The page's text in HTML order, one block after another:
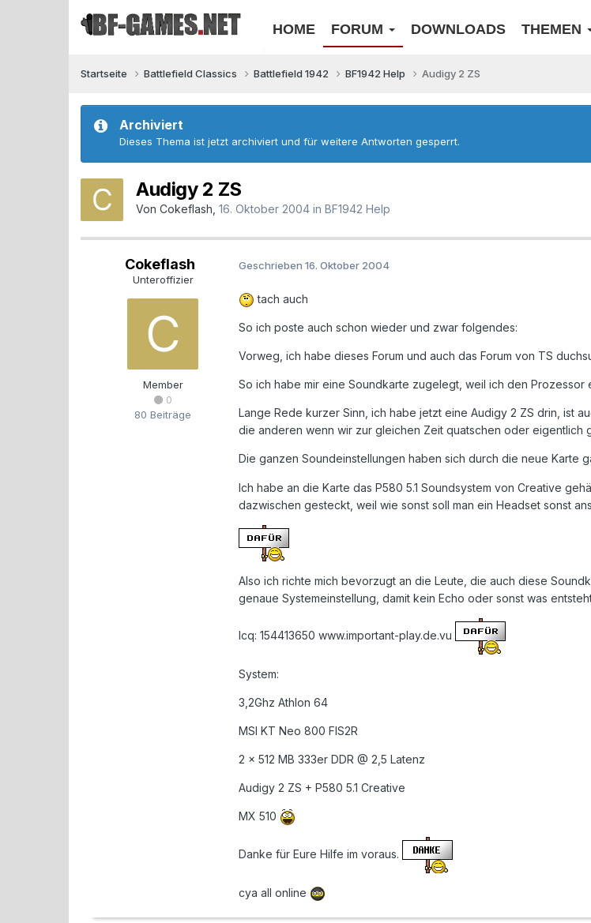
HOME FORUM DOWNLOADS THEMEN
Startseite Battlefield Classics Battlefield 1942 BF1942 Help Audigy 2 ZS
Archiviert
Dieses Thema ist jetzt archiviert und für weitere Antworten gesperrt.
Audigy 2 ZS
Von Cokeflash 16. Oktober 2004 in BF1942 Help
Cokeflash
Unteroffizier
Member
0
80 Beiträge
Geschrieben 16. Oktober 2004
tach auch
So ich poste auch schon wieder und zwar folgendes:
Vorweg, ich habe dieses Forum und auch das Forum von TS
So ich habe mir eine Soundkarte zugelegt, weil ich den Prozessor
Lange Rede kurzer Sinn, ich habe jetzt eine Audigy 2 ZS drin, ist
die anderen wenn wir zur gleichen Zeit quatschen oder eigentlich
Die ganzen Soundeinstellungen haben sich durch die neue Karte
Ich habe an die Karte das P580 5.1 Soundsystem von Creative
dazwischen gesteckt, weil wie sonst soll man ein Headset sonst
Also ich richte mich bevorzugt an die Leute, die auch diese
genaue Systemeinstellung, damit kein Echo oder sonst was
Icq: 154413650 www.important-play.de.vu
System:
3,2Ghz Athlon 64
MSI KT Neo 800 FIS2R
2 x 512 MB 333er DDR @ 2,5 Latenz
Audigy 2 ZS + P580 5.1 Creative
MX 510
Danke für Eure Hilfe im voraus.
cya all online